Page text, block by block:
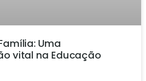
Uma
vital na Educação